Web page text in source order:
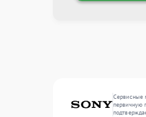
Сервисные
первичную